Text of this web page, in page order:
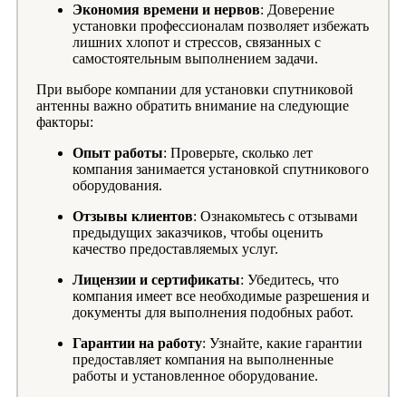
Экономия времени и нервов: Доверение
установки профессионалам позволяет избежать
лишних хлопот и стрессов, связанных с
самостоятельным выполнением задачи.
При выборе компании для установки спутниковой
антенны важно обратить внимание на следующие
факторы:
Опыт работы: Проверьте, сколько лет
компания занимается установкой спутникового
оборудования.
Отзывы клиентов: Ознакомьтесь с отзывами
предыдущих заказчиков, чтобы оценить
качество предоставляемых услуг.
Лицензии и сертификаты: Убедитесь, что
компания имеет все необходимые разрешения и
документы для выполнения подобных работ.
Гарантии на работу: Узнайте, какие гарантии
предоставляет компания на выполненные
работы и установленное оборудование.